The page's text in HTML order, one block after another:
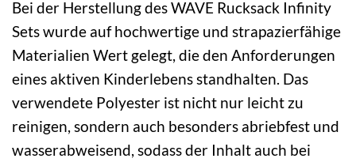
Bei der Herstellung des WAVE Rucksack Infinity
Sets wurde auf hochwertige und strapazierfähige
Materialien Wert gelegt, die den Anforderungen
eines aktiven Kinderlebens standhalten. Das
verwendete Polyester ist nicht nur leicht zu
reinigen, sondern auch besonders abriebfest und
wasserabweisend, sodass der Inhalt auch bei